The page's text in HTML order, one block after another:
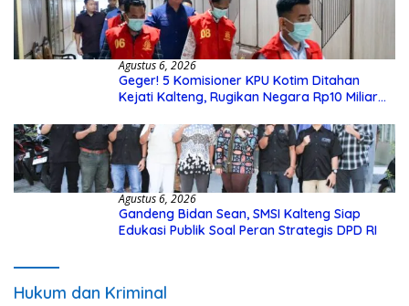
Agustus 6, 2026
Geger! 5 Komisioner KPU Kotim Ditahan
Kejati Kalteng, Rugikan Negara Rp10 Miliar
Agustus 6, 2026
Gandeng Bidan Sean, SMSI Kalteng Siap
Edukasi Publik Soal Peran Strategis DPD RI
Hukum dan Kriminal